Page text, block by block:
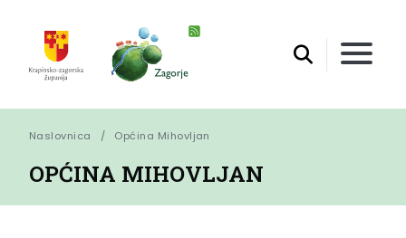
Naslovnica Općina Mihovljan
OPĆINA MIHOVLJAN